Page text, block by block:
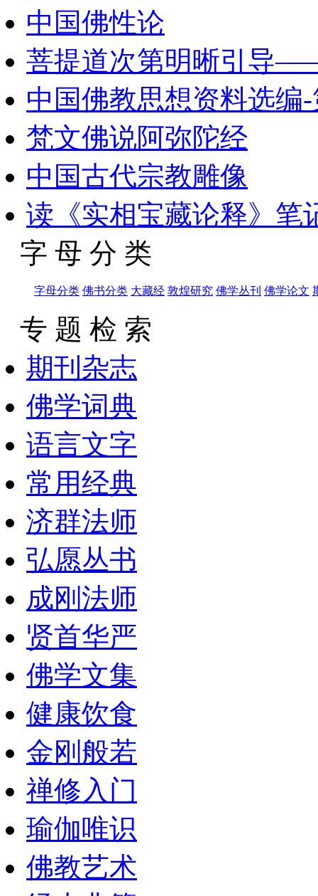
中国佛性论
菩提道次第明晰引导
中国佛教思想资料选编
梵文佛说阿弥陀经
中国古代宗教雕像
读《实相宝藏论释》
字 母 分 类
字母分类 佛书分类 大藏经 敦煌研究 佛学丛刊 佛学论文
专 题 检 索
期刊杂志
佛学词典
语言文字
常用经典
济群法师
弘愿丛书
成刚法师
贤首华严
佛学文集
健康饮食
金刚般若
禅修入门
瑜伽唯识
佛教艺术